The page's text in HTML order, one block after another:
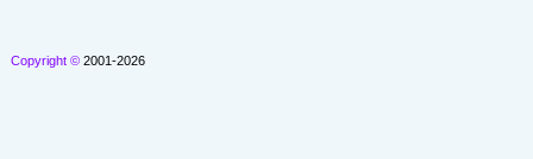
Copyright © 2001-2026